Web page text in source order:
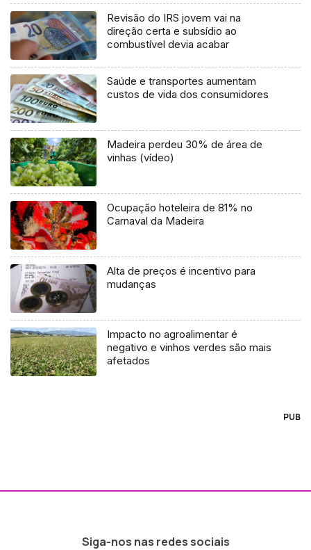
Revisão do IRS jovem vai na
direção certa e subsídio ao
combustível devia acabar
Saúde e transportes aumentam
custos de vida dos consumidores
Madeira perdeu 30% de área de
vinhas (vídeo)
Ocupação hoteleira de 81% no
Carnaval da Madeira
Alta de preços é incentivo para
mudanças
Impacto no agroalimentar é
negativo e vinhos verdes são mais
afetados
PUB
Siga-nos nas redes sociais